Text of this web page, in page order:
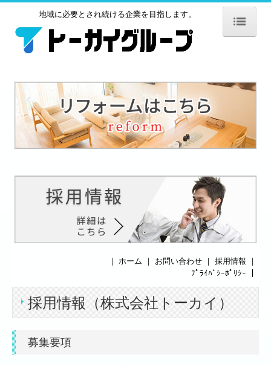
ホーム
事業内容
施工実績
採用情報
お問い合わせ
株式会社トーカイテクノ
リフォームの流れ
地域に必要とされ続ける企業を目指します。
｜ ホーム ｜ お問い合わせ ｜ 採用情報
｜
ﾌﾟﾗｲﾊﾞｼｰﾎﾟﾘｼｰ
採用情報（株式会社トーカイ）
募集要項